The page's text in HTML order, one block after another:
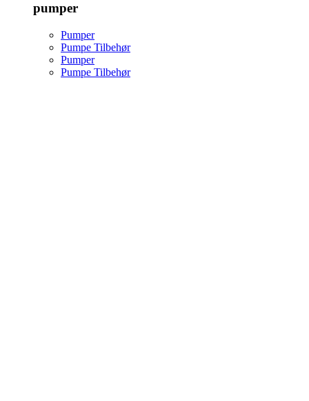
pumper
Pumper
Pumpe Tilbehør
Pumper
Pumpe Tilbehør